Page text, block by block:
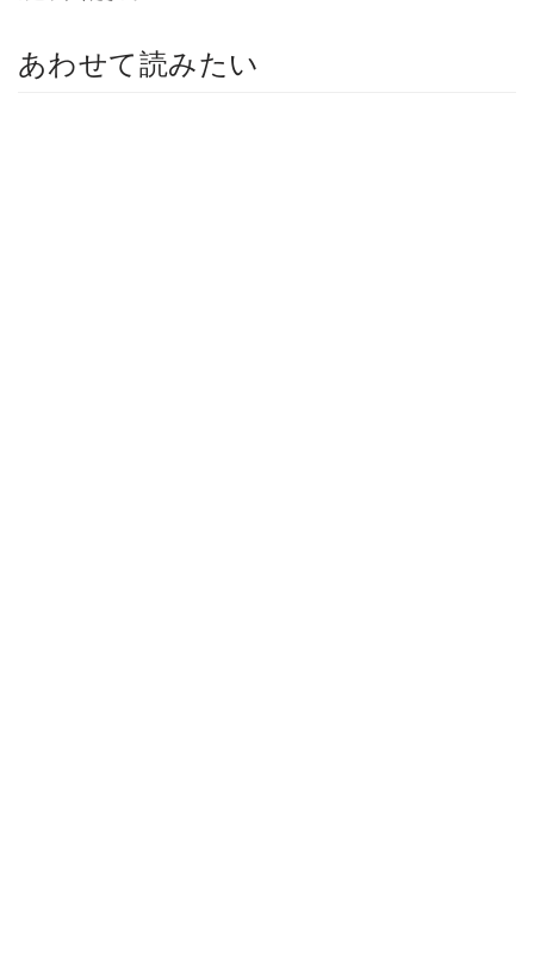
あわせて読みたい